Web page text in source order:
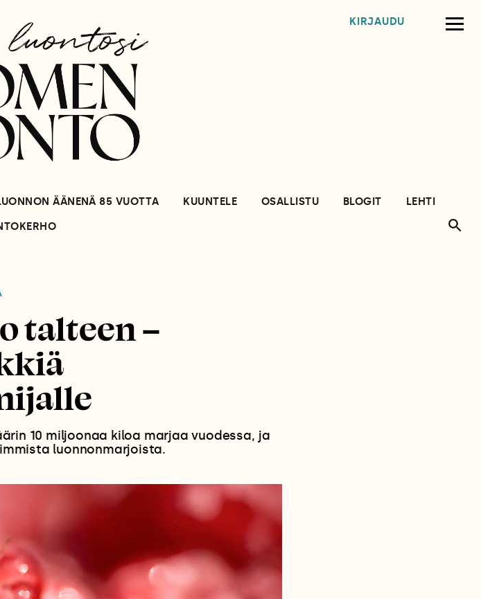
KIRJAUDU
ÄÄNENÄ 85 VUOTTA KUUNTELE OSALLISTU BLOGIT
LEHTI
talteen –
10 miljoonaa kiloa marjaa vuodessa, ja
luonnonmarjoista.